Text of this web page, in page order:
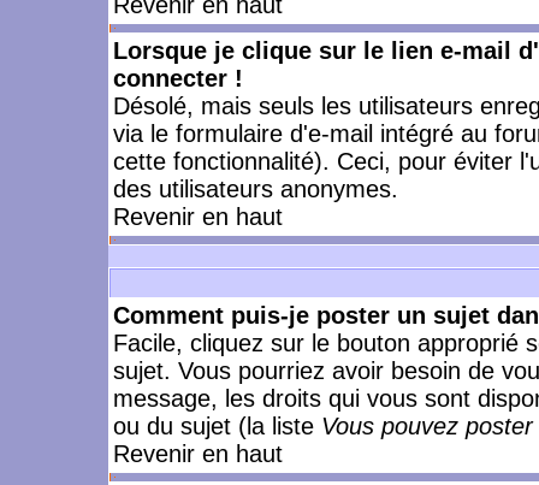
Lorsque je clique sur le lien e-mail
connecter !
Désolé, mais seuls les utilisateurs
via le formulaire d'e-mail intégré au
cette fonctionnalité). Ceci, pour éviter
des utilisateurs anonymes.
Revenir en haut
Comment puis-je poster un sujet
Facile, cliquez sur le bouton approprié
sujet. Vous pourriez avoir besoin de
message, les droits qui vous sont
ou du sujet (la liste Vous pouvez
Revenir en haut